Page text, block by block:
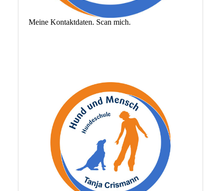
Meine Kontaktdaten. Scan mich.